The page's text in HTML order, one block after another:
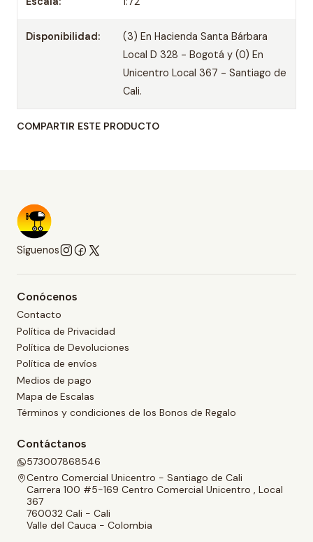
Disponibilidad:
(3) En Hacienda Santa Bárbara
Local D 328 - Bogotá y (0) En
Unicentro Local 367 - Santiago de
Cali.
COMPARTIR ESTE PRODUCTO
Síguenos
Conócenos
Contacto
Política de Privacidad
Política de Devoluciones
Política de envíos
Medios de pago
Mapa de Escalas
Términos y condiciones de los Bonos de Regalo
Contáctanos
573007868546
Centro Comercial Unicentro - Santiago de Cali
Carrera 100 #5-169 Centro Comercial Unicentro , Local
367
760032 Cali - Cali
Valle del Cauca - Colombia